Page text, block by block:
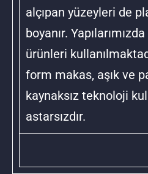
alçıpan yüzeyleri de
boyanır.
ürünleri
form makas, aşık ve
kaynaksız teknoloji
astarsızdır.